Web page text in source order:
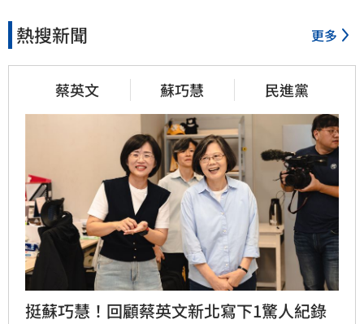
熱搜新聞 更多
蔡英文 蘇巧慧 民進黨
挺蘇巧慧！回顧蔡英文新北寫下1驚人紀錄